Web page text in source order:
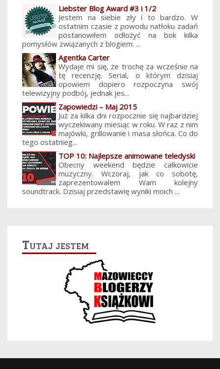
Liebster Blog Award #3 i 1/2
Jestem na siebie zły i to bardzo. W
ostatnim czasie z powodu natłoku zadań
postanowiłem odłożyć na bok kilka
pomysłów związanych z blogiem. ...
Agentka Carter
Wydaje mi się, że trochę za wcześnie na
tę recenzję. Serial, o którym dzisiaj
opowiem dopiero rozpoczyna swój
telewizyjny podbój, jednak jes...
Zapowiedzi – Maj 2015
Już za kilka dni rozpocznie się najbardziej
wyczekiwany miesiąc w roku. W raz z nim
majówki, grillowanie i masa słońca. Co do
tego ostatnieg...
TOP 10: Najlepsze animowane teledyski
Obecny weekend będzie całkowicie
muzyczny. Wczoraj, jak co sobotę,
zaprezentowałem Wam kolejny
soundtrack. Dzisiaj przedstawię wyniki moich ...
Tutaj jestem